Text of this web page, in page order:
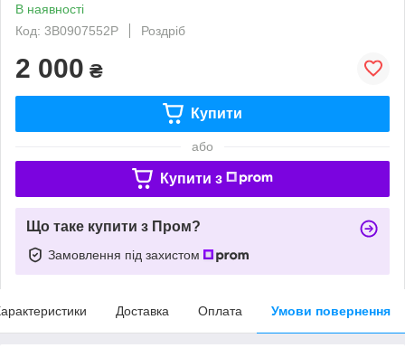
В наявності
Код: 3B0907552P
Роздріб
2 000 ₴
Купити
або
Купити з
Що таке купити з Пром?
Замовлення під захистом
Доставка Оплата Умови повернення